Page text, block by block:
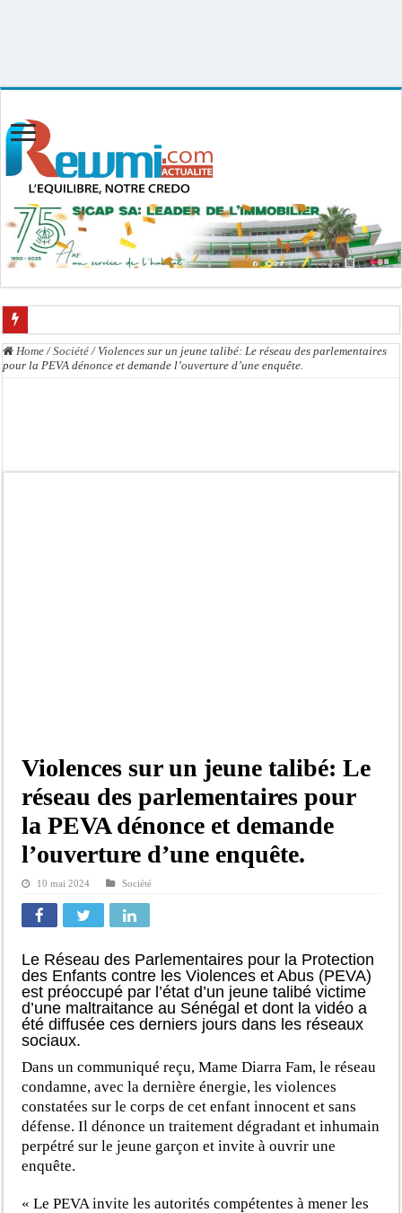
L’accusation de transmission du VIH écartée : Ass Dione, Kader Dia, Zale
Home / Société / Violences sur un jeune talibé: Le réseau des parlementaires
pour la PEVA dénonce et demande l’ouverture d’une enquête.
Violences sur un jeune talibé: Le
réseau des parlementaires pour
la PEVA dénonce et demande
l’ouverture d’une enquête.
10 mai 2024 Société
Le Réseau des Parlementaires pour la Protection
des Enfants contre les Violences et Abus (PEVA)
est préoccupé par l’état d’un jeune talibé victime
d’une maltraitance au Sénégal et dont la vidéo a
été diffusée ces derniers jours dans les réseaux
sociaux.
Dans un communiqué reçu, Mame Diarra Fam, le réseau
condamne, avec la dernière énergie, les violences
constatées sur le corps de cet enfant innocent et sans
défense. Il dénonce un traitement dégradant et inhumain
perpétré sur le jeune garçon et invite à ouvrir une
enquête.
« Le PEVA invite les autorités compétentes à mener les